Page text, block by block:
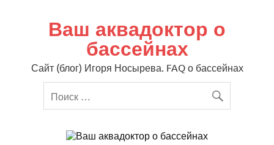
содержимомуВаш аквадоктор о
бассейнах
Сайт (блог) Игоря Носырева. FAQ о бассейнах